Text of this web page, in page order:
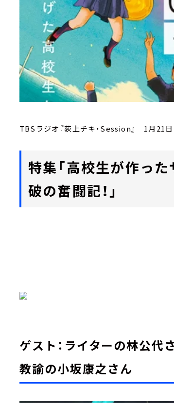
TBSラジオ『荻上チキ・Session』 1月21日
特集「高校生が作っ
破の奮闘記！」
ゲスト：ライターの林公代
教諭の小坂康之さん